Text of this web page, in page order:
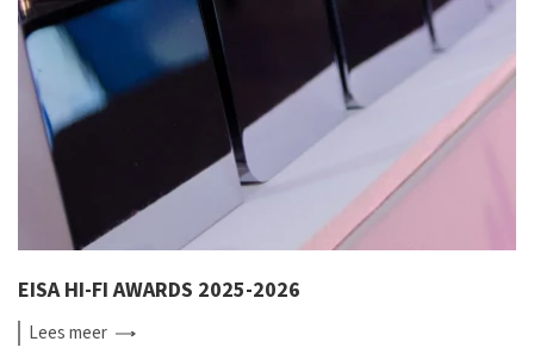
EISA HI-FI AWARDS 2025-2026
Leesmeer